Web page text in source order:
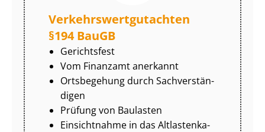
Ver­kehrs­wert­gut­ach­ten
§194 BauGB
Gerichtsfest
Vom Finanzamt anerkannt
Ortsbegehung durch Sach­ver­stän­
di­gen
Prüfung von Baulasten
Einsichtnahme in das Alt­las­ten­ka­